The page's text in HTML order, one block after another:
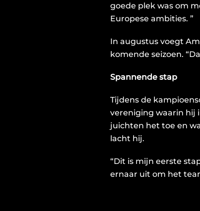
goede plek was om
Europese ambities. ”
In augustus voegt
komende seizoen.
Spannende stap
Tijdens de
vereniging waarin hij
juichten het toe en
lacht hij.
“Dit is mijn eerste
ernaar uit om het